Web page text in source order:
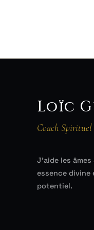
Loïc
Coach
J'aide les
essence divine
potentiel.